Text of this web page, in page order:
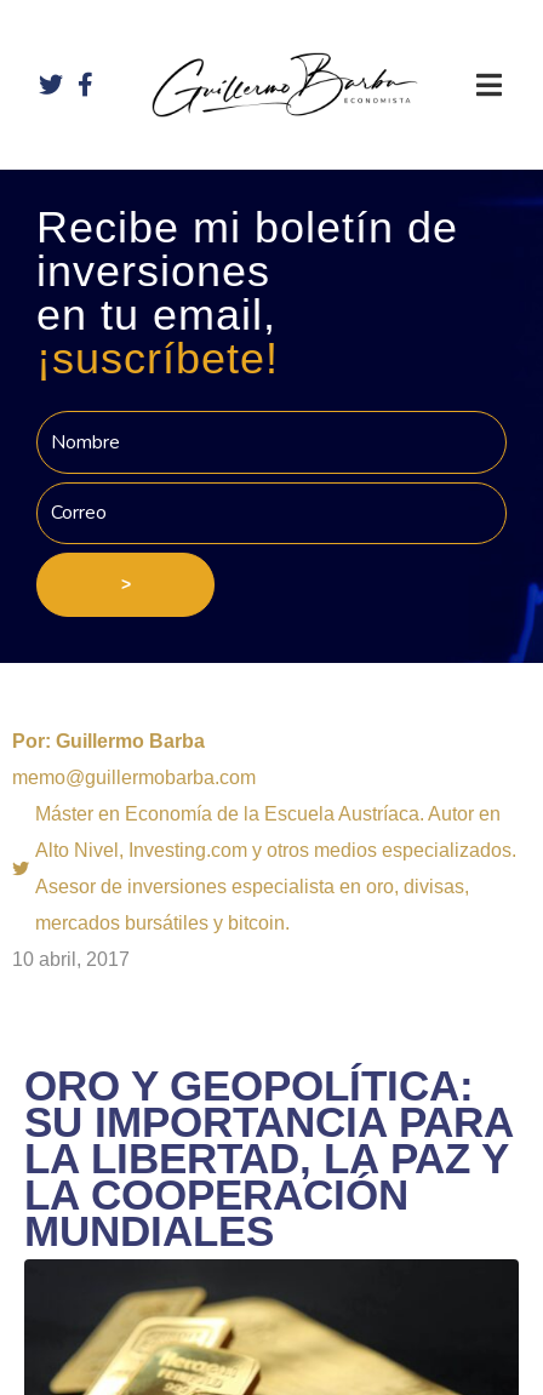
Recibe mi boletín de
inversiones
en tu email,
¡suscríbete!
>
Por: Guillermo Barba
memo@guillermobarba.com
Máster en Economía de la Escuela Austríaca. Autor en
Alto Nivel, Investing.com y otros medios especializados.
Asesor de inversiones especialista en oro, divisas,
mercados bursátiles y bitcoin.
10 abril, 2017
ORO Y GEOPOLÍTICA:
SU IMPORTANCIA PARA
LA LIBERTAD, LA PAZ Y
LA COOPERACIÓN
MUNDIALES